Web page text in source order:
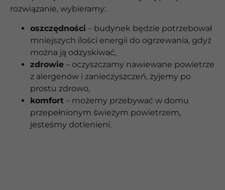
rozwiązanie, wybieramy:
oszczędności – budynek będzie potrzebował
mniejszych ilości energii do ogrzewania, gdyż
można ją odzyskiwać,
zdrowie – oczyszczamy nawiewane powietrze
z alergenów i zanieczyszczeń, żyjemy po
prostu zdrowo,
komfort – możemy przebywać w domu
przepełnionym świeżym powietrzem,
jesteśmy dotlenieni.